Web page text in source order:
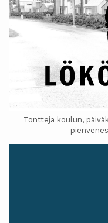
Tontteja koulun,